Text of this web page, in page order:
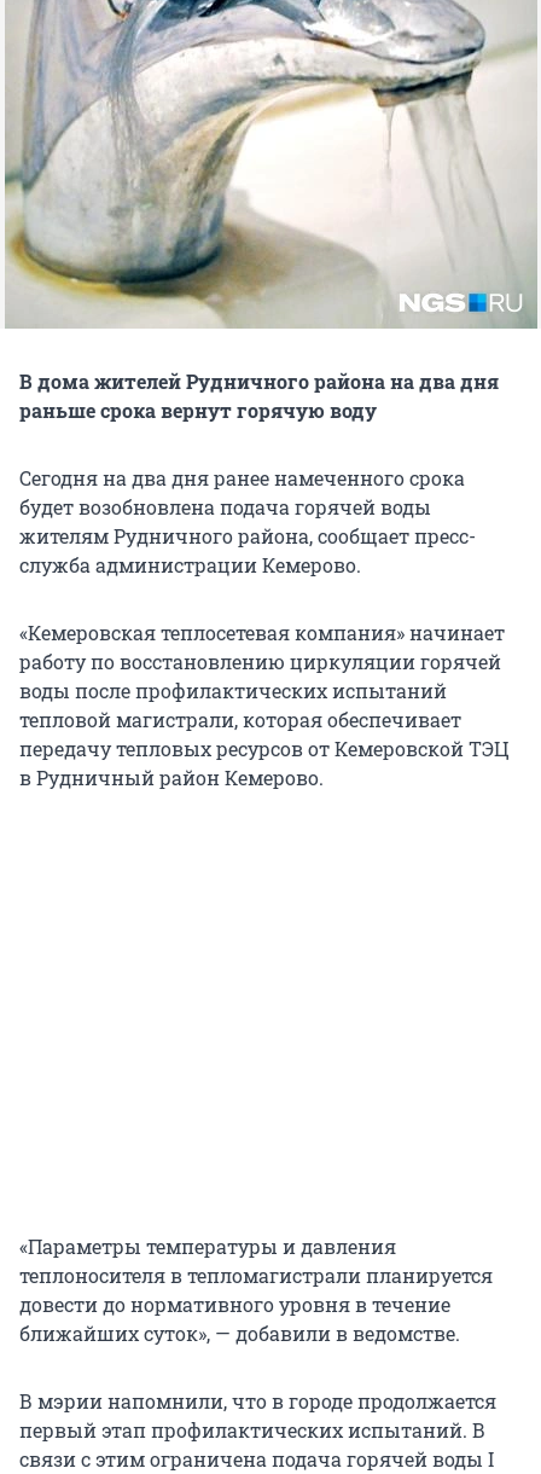
В дома жителей Рудничного района на два дня
раньше срока вернут горячую воду
Сегодня на два дня ранее намеченного срока
будет возобновлена подача горячей воды
жителям Рудничного района, сообщает пресс-
служба администрации Кемерово.
«Кемеровская теплосетевая компания» начинает
работу по восстановлению циркуляции горячей
воды после профилактических испытаний
тепловой магистрали, которая обеспечивает
передачу тепловых ресурсов от Кемеровской ТЭЦ
в Рудничный район Кемерово.
«Параметры температуры и давления
теплоносителя в тепломагистрали планируется
довести до нормативного уровня в течение
ближайших суток», — добавили в ведомстве.
В мэрии напомнили, что в городе продолжается
первый этап профилактических испытаний. В
связи с этим ограничена подача горячей воды I